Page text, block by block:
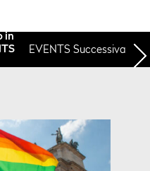
in
EVENTS Successiva